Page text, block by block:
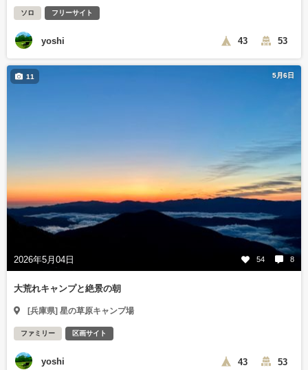
ソロ フリーサイト
yoshi 43 53
5月6日
2026年5月04日 54 8
11
大荒れキャンプと絶景の朝
[兵庫県] 星の草原キャンプ場
ファミリー 区画サイト
yoshi 43 53